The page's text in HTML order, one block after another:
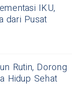
IKU,
dari Pusat
Rutin, Dorong
Hidup Sehat